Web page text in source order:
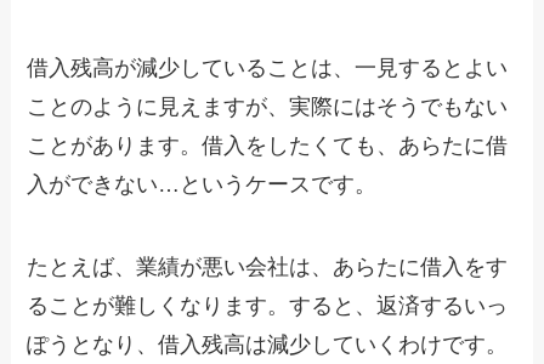
借入残高が減少していることは、一見するとよい
ことのように見えますが、実際にはそうでもない
ことがあります。借入をしたくても、あらたに借
入ができない…というケースです。
たとえば、業績が悪い会社は、あらたに借入をす
ることが難しくなります。すると、返済するいっ
ぽうとなり、借入残高は減少していくわけです。